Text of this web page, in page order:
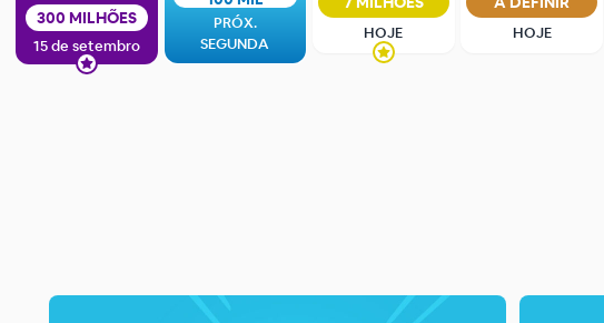
300 MILHÕES
15 de setembro
PRÓX.
SEGUNDA
HOJE HOJE